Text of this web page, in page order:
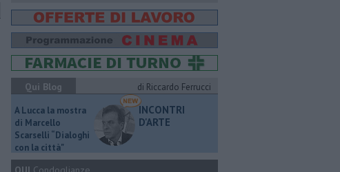
Qui Blog
di Riccardo Ferrucci
A Lucca la mostra
di Marcello
Scarselli “Dialoghi
con la città"
INCONTRI
D'ARTE